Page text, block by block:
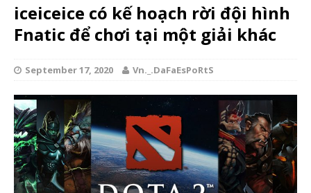
iceiceice có kế hoạch rời đội hình
Fnatic để chơi tại một giải khác
September 17, 2020 Vn._.DaFaEsPoRtS